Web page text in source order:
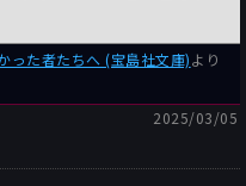
れないのではないで
本来貰わなければ生活
、問題です。
ていて、考えさせられ
なくて、スッキリとし
には、全く向かない作
った者たちへ (宝島社文庫)より
2025/03/05